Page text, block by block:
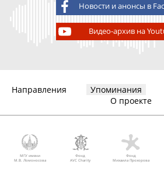
Новости и анонсы в
Видео-архив на
Направления Упоминания
О проекте
МГУ имени
М.В. Ломоносова
Фонд
AVC Charity
Фонд
Михаила Прохорова